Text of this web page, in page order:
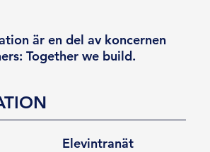
är en del av koncernen
Together we build.
Elevintranät